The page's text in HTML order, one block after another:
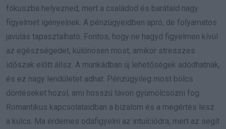
fókuszba helyezned, mert a családod és barátaid nagy
figyelmet igényelnek. A pénzügyeidben apró, de folyamatos
javulás tapasztalható. Fontos, hogy ne hagyd figyelmen kívül
az egészségedet, különösen most, amikor stresszes
időszak előtt állsz. A munkádban új lehetőségek adódhatnak,
és ez nagy lendületet adhat. Pénzügyileg most bölcs
döntéseket hozol, ami hosszú távon gyümölcsözni fog.
Romantikus kapcsolataidban a bizalom és a megértés lesz
a kulcs. Ma érdemes odafigyelni az intuíciódra, mert az segít